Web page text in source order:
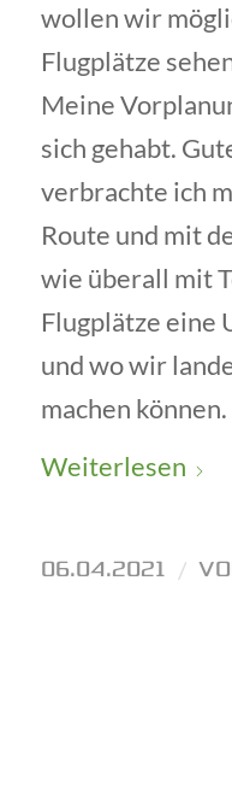
wollen wir
Flugplätze
Meine
sich gehabt.
verbrachte ich
Route und mit
wie überall mit
Flugplätze eine
und wo wir
machen können.
Weiterlesen
06.04.2021 /